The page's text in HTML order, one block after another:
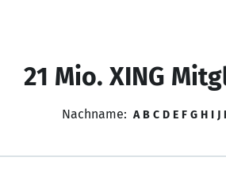
21 Mio. XING
Nachname: A B C D E F G H I J